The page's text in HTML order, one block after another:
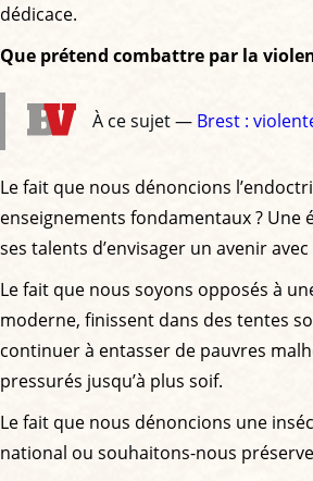
dédicace.
Que prétend combattre par la
À ce sujet — Brest :
Le fait que nous dénoncions
enseignements fondamentaux ? Une
ses talents d’envisager un avenir
Le fait que nous soyons opposés à
moderne, finissent dans des tentes
continuer à entasser de pauvres
pressurés jusqu’à plus soif.
Le fait que nous dénoncions une
national ou souhaitons-nous